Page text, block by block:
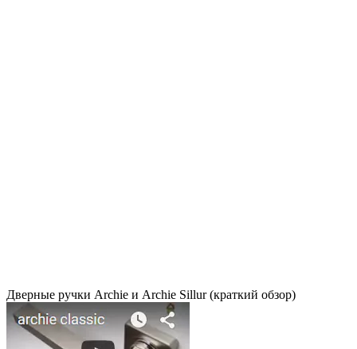
Дверные ручки Archie и Archie Sillur (краткий обзор)